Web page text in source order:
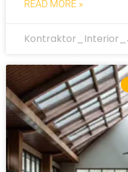
READ MORE »